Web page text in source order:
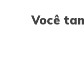
Você